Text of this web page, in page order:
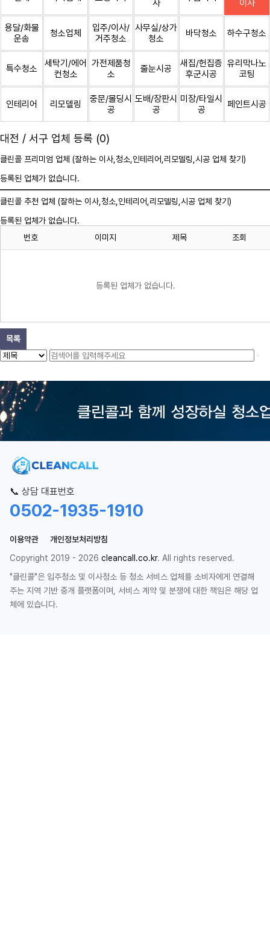
사
이사
용달/화물
운송
청소업체
입주/이사/
거주청소
사무실/상가
청소
바닥청소 하수구청소
특수청소
세탁기/에어
컨청소
가전제품청
소
줄눈시공
새집/헌집증
후군시공
유리막나노
코팅
인테리어 리모델링
중문/몰딩시
공
도배/장판시
공
미장/타일시
공
페인트시공
대전 / 서구 업체 등록 (0)
클린콜 프리미엄 업체 (잘하는 이사, 청소 ,인테리어,리모델링,시공 업체 찾기)
등록된 업체가 없습니다.
클린콜 추천 업체 (잘하는 이사, 청소 ,인테리어,리모델링,시공 업체 찾기)
등록된 업체가 없습니다.
번호
이미지 제목 조회
등록된 업체가 없습니다.
목록
📞 상담 대표번호
0502-1935-1910
이용약관
개인정보처리방침
Copyright 2019 - 2026 cleancall.co.kr. All rights reserved.
"클린콜"은 입주청소 및 이사청소 등 청소 서비스 업체를 소비자에게 연결해
주는 지역 기반 중개 플랫폼이며, 서비스 계약 및 분쟁에 대한 책임은 해당 업
체에 있습니다.